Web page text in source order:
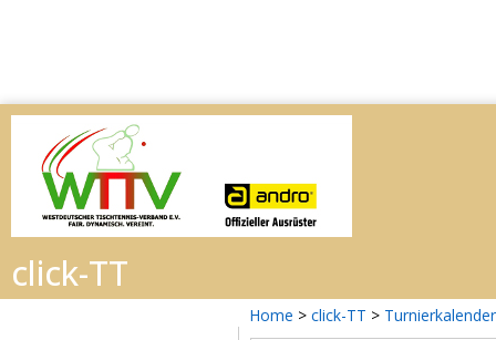
Home > click-TT > Turnierkalender